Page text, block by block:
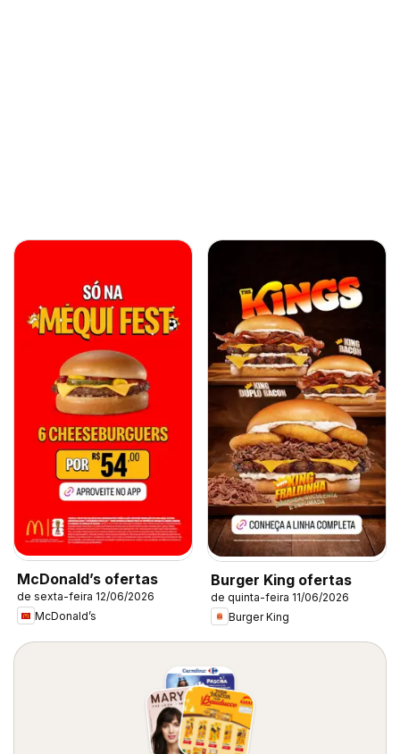
McDonald’s ofertas
de sexta-feira 12/06/2026
McDonald’s
Burger King ofertas
de quinta-feira 11/06/2026
Burger King